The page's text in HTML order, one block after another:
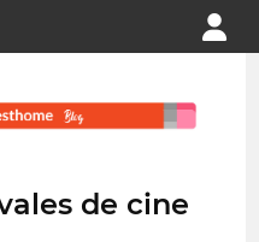
de cine